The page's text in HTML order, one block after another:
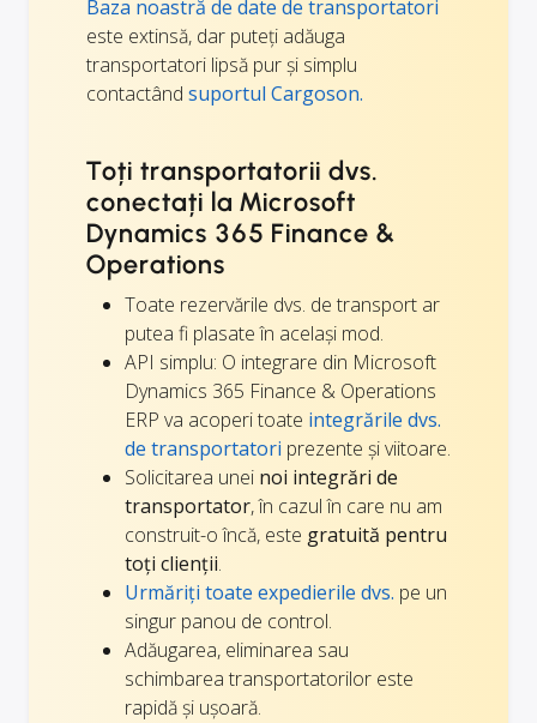
Baza noastră de date de transportatori
este extinsă, dar puteți adăuga
transportatori lipsă pur și simplu
contactând suportul Cargoson.
Toți transportatorii dvs.
conectați la Microsoft
Dynamics 365 Finance &
Operations
Toate rezervările dvs. de transport ar
putea fi plasate în același mod.
API simplu: O integrare din Microsoft
Dynamics 365 Finance & Operations
ERP va acoperi toate integrările dvs.
de transportatori prezente și viitoare.
Solicitarea unei noi integrări de
transportator, în cazul în care nu am
construit-o încă, este gratuită pentru
toți clienții.
Urmăriți toate expedierile dvs. pe un
singur panou de control.
Adăugarea, eliminarea sau
schimbarea transportatorilor este
rapidă și ușoară.